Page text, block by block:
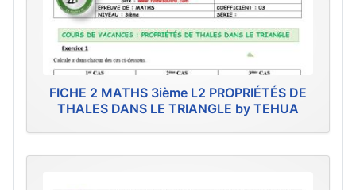
FICHE 2 MATHS 3ième L2 PROPRIÉTÉS DE
THALES DANS LE TRIANGLE by TEHUA